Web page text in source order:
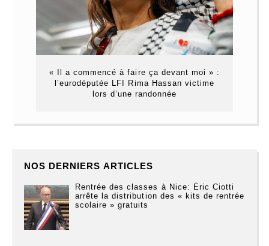
« Il a commencé à faire ça devant moi » :
l’eurodéputée LFI Rima Hassan victime
lors d’une randonnée
NOS DERNIERS ARTICLES
Rentrée des classes à Nice: Éric Ciotti
arrête la distribution des « kits de rentrée
scolaire » gratuits